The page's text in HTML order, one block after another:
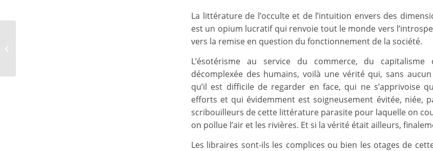
La littérature de l’occulte et de l’intuition envers des
est un opium lucratif qui renvoie tout le monde vers
vers la remise en question du fonctionnement de la société.
L’ésotérisme au service du commerce, du capitalisme
décomplexée des humains, voilà une vérité qui, sans
qu’il est difficile de regarder en face, qui ne s’apprivoise
efforts et qui évidemment est soigneusement évitée, niée,
scribouilleurs de cette littérature parasite pour laquelle on
on pollue l’air et les rivières. Et si la vérité était ailleurs,
Les libraires sont-ils les complices ou bien les otages de